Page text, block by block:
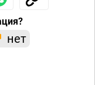
нет